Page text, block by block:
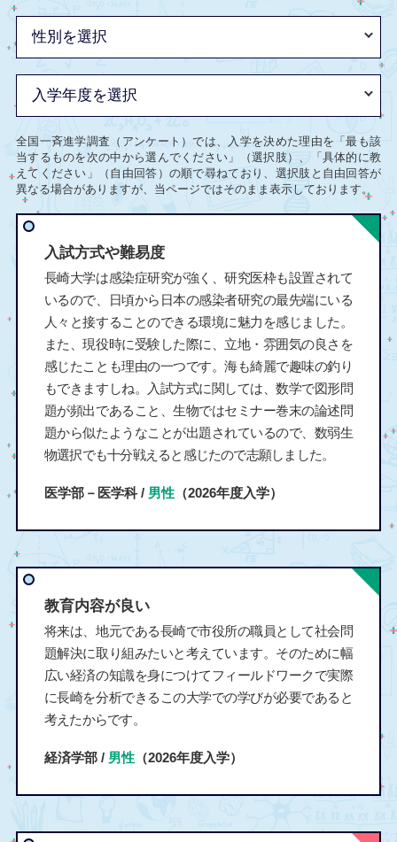
全国一斉進学調査（アンケート）では、入学を決めた理由を「最も該
当するものを次の中から選んでください」（選択肢）、「具体的に教
えてください」（自由回答）の順で尋ねており、選択肢と自由回答が
異なる場合がありますが、当ページではそのまま表示しております。
入試方式や難易度
長崎大学は感染症研究が強く、研究医枠も設置されて
いるので、日頃から日本の感染者研究の最先端にいる
人々と接することのできる環境に魅力を感じました。
また、現役時に受験した際に、立地・雰囲気の良さを
感じたことも理由の一つです。海も綺麗で趣味の釣り
もできますしね。入試方式に関しては、数学で図形問
題が頻出であること、生物ではセミナー巻末の論述問
題から似たようなことが出題されているので、数弱生
物選択でも十分戦えると感じたので志願しました。
医学部－医学科 / 男性（2026年度入学）
教育内容が良い
将来は、地元である長崎で市役所の職員として社会問
題解決に取り組みたいと考えています。そのために幅
広い経済の知識を身につけてフィールドワークで実際
に長崎を分析できるこの大学での学びが必要であると
考えたからです。
経済学部 / 男性（2026年度入学）